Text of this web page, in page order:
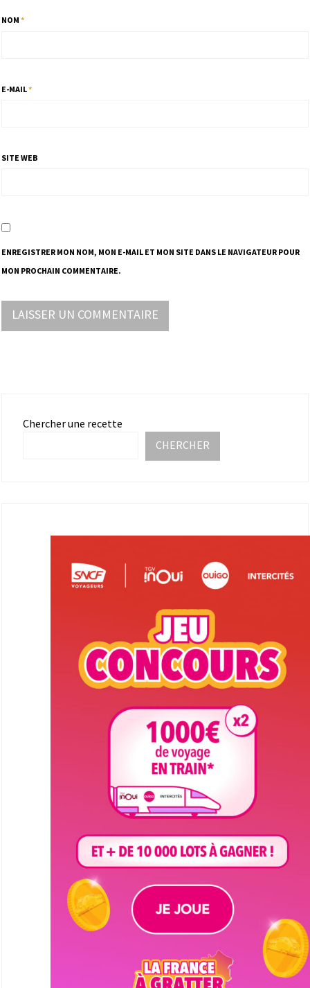
NOM *
E-MAIL*
SITE WEB
ENREGISTRER MON NOM, MON E-MAIL ET MON SITE DANS LE NAVIGATEUR POUR
MON PROCHAIN COMMENTAIRE.
Chercher une recette
CHERCHER